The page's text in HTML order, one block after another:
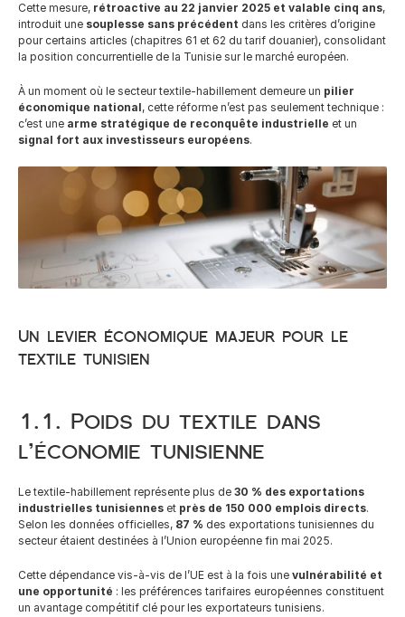
Join
Events
Experts
Select Language
French
Cette mesure, rétroactive au 22 janvier 2025 et valable cinq ans,
introduit une souplesse sans précédent dans les critères d’origine
pour certains articles (chapitres 61 et 62 du tarif douanier), consolidant
la position concurrentielle de la Tunisie sur le marché européen.
À un moment où le secteur textile-habillement demeure un pilier
économique national, cette réforme n’est pas seulement technique :
c’est une arme stratégique de reconquête industrielle
signal fort aux investisseurs européens.
Un levier économique majeur pour le
textile tunisien
1.1. Poids du textile dans
l’économie tunisienne
Le textile-habillement représente plus de 30 % des exportations
industrielles tunisiennes et près de 150 000 emplois directs.
Selon les données officielles, 87 % des exportations tunisiennes du
secteur étaient destinées à l’Union européenne fin mai 2025.
Cette dépendance vis-à-vis de l’UE est à la fois une vulnérabilité et
une opportunité : les préférences tarifaires européennes constituent
un avantage compétitif clé pour les exportateurs tunisiens.